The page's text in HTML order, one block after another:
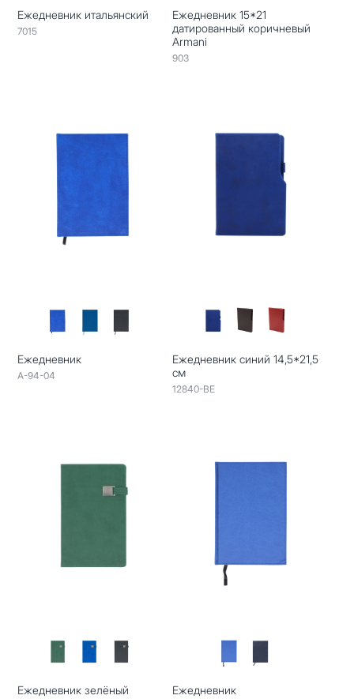
Ежедневник итальянский
7015
Ежедневник 15*21
датированный коричневый
Armani
903
Ежедневник
A-94-04
Ежедневник синий 14,5*21,5
см
12840-BE
Ежедневник зелёный Ежедневник